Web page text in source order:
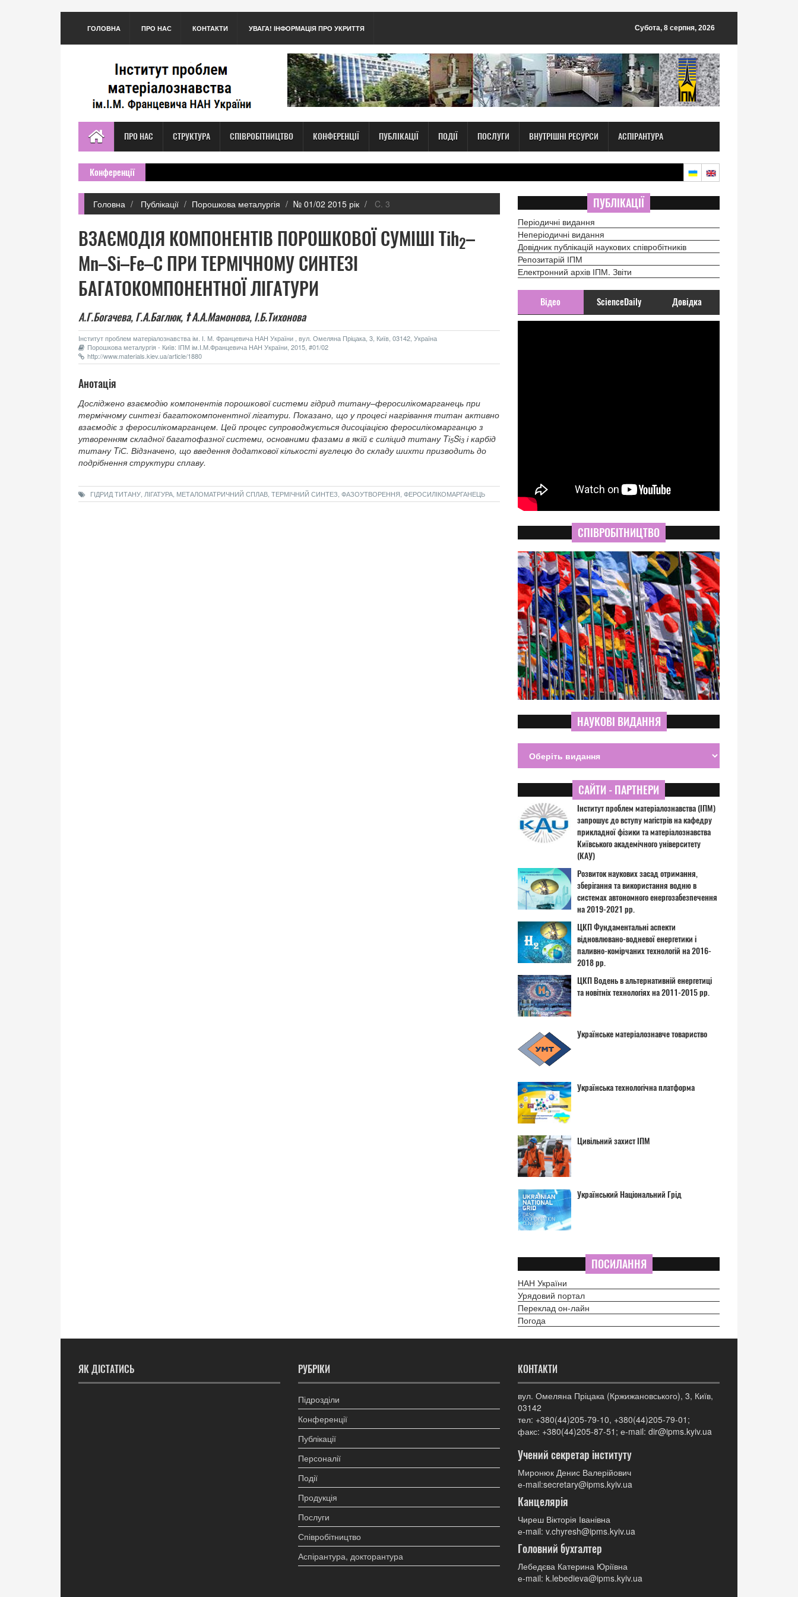
ГОЛОВНА ПРО НАС КОНТАКТИ УВАГА! ІНФОРМАЦІЯ ПРО УКРИТТЯ Субота, 8 серпня, 2026
ПРО НАС СТРУКТУРА СПІВРОБІТНИЦТВО КОНФЕРЕНЦІЇ ПУБЛІКАЦІЇ ПОДІЇ ПОСЛУГИ ВНУТРІШНІ РЕСУРСИ АСПІРАНТУРА
Конференції
Головна Публікації Порошкова металургія № 01/02 2015 рік C. 3
ВЗАЄМОДІЯ КОМПОНЕНТІВ ПОРОШКОВОЇ СУМІШІ Tih2–
Mn–Si–Fe–C ПРИ ТЕРМІЧНОМУ СИНТЕЗІ
БАГАТОКОМПОНЕНТНОЇ ЛІГАТУРИ
А.Г.Богачeва, Г.А.Баглюк, †А.А.Мамонова, І.Б.Тихонова
Інститут проблем матеріалознавства ім. І. М. Францевича НАН України , вул. Омеляна Пріцака, 3, Київ, 03142, Україна
Порошкова металургія - Київ: ІПМ ім.І.М.Францевича НАН України, 2015, #01/02
http://www.materials.kiev.ua/article/1880
Анотація
Досліджено взаємодію компонентів порошкової системи гідрид титану–феросилікомарганець при
термічному синтезі багатокомпонентної лігатури. Показано, що у процесі нагрівання титан активно
взаємодіє з феросилікомарганцем. Цей процес супроводжується дисоціацією феросилікомарганцю з
утворенням складної багатофазної системи, основними фазами в якій є силіцид титану Tі5Sі3 і карбід
титану TіС. Відзначено, що введення додаткової кількості вуглецю до складу шихти призводить до
подрібнення структури сплаву.
ГІДРИД ТИТАНУ, ЛІГАТУРА, МЕТАЛОМАТРИЧНИЙ СПЛАВ, ТЕРМІЧНИЙ СИНТЕЗ, ФАЗОУТВОРЕННЯ, ФЕРОСИЛІКОМАРГАНЕЦЬ
ПУБЛІКАЦІЇ
Періодичні видання
Неперіодичні видання
Довідник публікацій наукових співробітників
Репозитарій ІПМ
Електронний архів ІПМ. Звіти
Відео ScienceDaily Довідка
СПІВРОБІТНИЦТВО
НАУКОВІ ВИДАННЯ
САЙТИ - ПАРТНЕРИ
Інститут проблем матеріалознавства (ІПМ)
запрошує до вступу магістрів на кафедру
прикладної фізики та матеріалознавства
Київського академічного університету
(КАУ)
Розвиток наукових засад отримання,
зберігання та використання водню в
системах автономного енергозабезпечення
на 2019-2021 рр.
ЦКП Фундаментальні аспекти
відновлювано-водневої енергетики і
паливно-комірчаних технологій на 2016-
2018 рр.
ЦКП Водень в альтернативній енергетиці
та новітніх технологіях на 2011-2015 рр.
Українське матеріалознавче товариство
Українська технологічна платформа
Цивільний захист ІПМ
Український Національний Грід
ПОСИЛАННЯ
НАН України
Урядовий портал
Переклад он-лайн
Погода
ЯК ДІСТАТИСЬ РУБРІКИ
Підрозділи
Конференції
Публікації
Персоналії
Події
Продукція
Послуги
Співробітництво
Аспірантура, докторантура
КОНТАКТИ
вул. Омеляна Пріцака (Кржижановського), 3, Київ,
03142
тел: +380(44)205-79-10, +380(44)205-79-01;
факс: +380(44)205-87-51; е-mail: dir@ipms.kyiv.ua
Учений секретар інституту
Миронюк Денис Валерійович
е-mail:secretary@ipms.kyiv.ua
Канцелярія
Чиреш Вікторія Іванівна
е-mail: v.chyresh@ipms.kyiv.ua
Головний бухгалтер
Лебедєва Катерина Юріївна
е-mail: k.lebedieva@ipms.kyiv.ua